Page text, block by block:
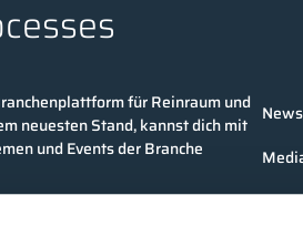
für Reinraum und
neuesten Stand, kannst dich mit
und Events der Branche
News